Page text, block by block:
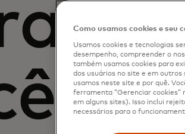
Como usamos cookies e seu
Usamos cookies e tecnologias
desempenho, compreender o
também usamos cookies para
dos usuários no site e em outros
usamos neste site e por quê.
ferramenta “Gerenciar cookies”
em alguns sites). Isso inclui
necessários para o